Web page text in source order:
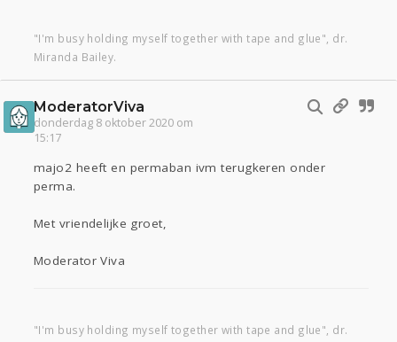
"I'm busy holding myself together with tape and glue", dr.
Miranda Bailey.
ModeratorViva
donderdag 8 oktober 2020 om
15:17
majo2 heeft en permaban ivm terugkeren onder
perma.
Met vriendelijke groet,
Moderator Viva
"I'm busy holding myself together with tape and glue", dr.